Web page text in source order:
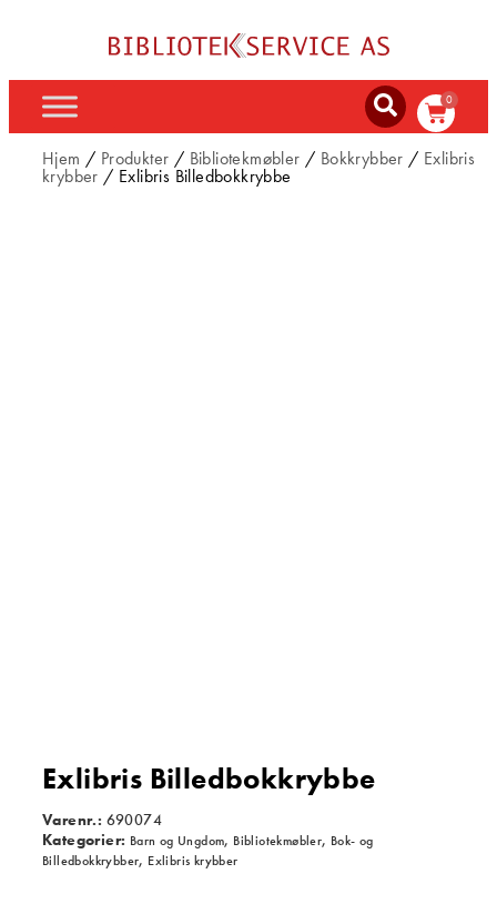
0
Hjem / Produkter / Bibliotekmøbler / Bokkrybber / Exlibris
krybber / Exlibris Billedbokkrybbe
Exlibris Billedbokkrybbe
Varenr.: 690074
Kategorier: Barn og Ungdom, Bibliotekmøbler, Bok- og
Billedbokkrybber, Exlibris krybber